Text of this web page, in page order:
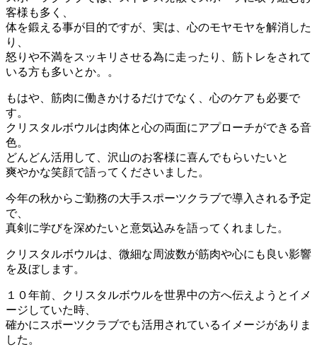
客様も多く、
体を鍛える事が目的ですが、実は、心のモヤモヤを解消した
り、
怒りや不満をスッキリさせる為に走ったり、 筋トレをされて
いる方も多いとか。。
もはや、筋肉に働きかけるだけでなく、心のケアも必要で
す。
クリスタルボウルは肉体と心の両面にアプローチができる音
色。
どんどん活用して、沢山のお客様に喜んでもらいたいと
爽やかな笑顔で語ってくださいました。
今年の秋からご勤務の大手スポーツクラブで導入される予定
で、
真剣に学びを深めたいと意気込みを語ってくれました。
クリスタルボウルは、 微細な周波数が筋肉や心にも良い影響
を及ぼします。
１０年前、
クリスタルボウルを世界中の方へ伝えようとイメ
ージしていた時、
確かにスポーツクラブでも活用されているイメージがありま
した。